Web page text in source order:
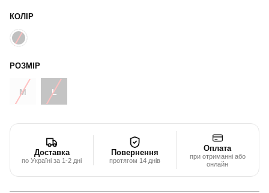
КОЛІР
РОЗМІР
M L
Доставка
по Україні за 1-2 дні
Повернення
протягом 14 днів
Оплата
при отриманні або
онлайн